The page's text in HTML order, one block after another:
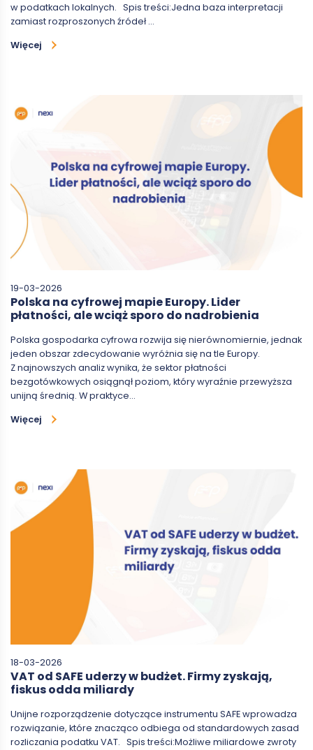
w podatkach lokalnych. Spis treści:Jedna baza interpretacji
zamiast rozproszonych źródeł …
Więcej
19-03-2026
Polska na cyfrowej mapie Europy. Lider
płatności, ale wciąż sporo do nadrobienia
Polska gospodarka cyfrowa rozwija się nierównomiernie, jednak
jeden obszar zdecydowanie wyróżnia się na tle Europy.
Z najnowszych analiz wynika, że sektor płatności
bezgotówkowych osiągnął poziom, który wyraźnie przewyższa
unijną średnią. W praktyce…
Więcej
18-03-2026
VAT od SAFE uderzy w budżet. Firmy zyskają,
fiskus odda miliardy
Unijne rozporządzenie dotyczące instrumentu SAFE wprowadza
rozwiązanie, które znacząco odbiega od standardowych zasad
rozliczania podatku VAT. Spis treści:Możliwe miliardowe zwroty